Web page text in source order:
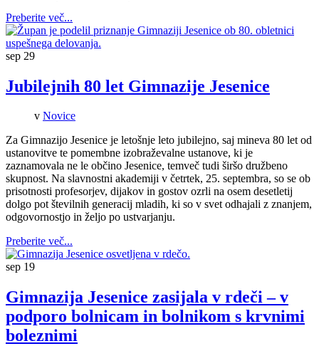
Preberite več...
sep 29
Jubilejnih 80 let Gimnazije Jesenice
v Novice
Za Gimnazijo Jesenice je letošnje leto jubilejno, saj mineva 80 let od
ustanovitve te pomembne izobraževalne ustanove, ki je
zaznamovala ne le občino Jesenice, temveč tudi širšo družbeno
skupnost. Na slavnostni akademiji v četrtek, 25. septembra, so se ob
prisotnosti profesorjev, dijakov in gostov ozrli na osem desetletij
dolgo pot številnih generacij mladih, ki so v svet odhajali z znanjem,
odgovornostjo in željo po ustvarjanju.
Preberite več...
sep 19
Gimnazija Jesenice zasijala v rdeči – v
podporo bolnicam in bolnikom s krvnimi
boleznimi